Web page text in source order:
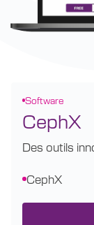
Software
CephX
Des outils
CephX